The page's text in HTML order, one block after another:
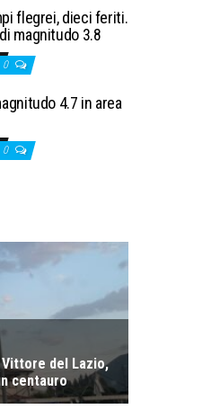
flegrei, dieci feriti.
magnitudo 3.8
0
4.7 in area
0